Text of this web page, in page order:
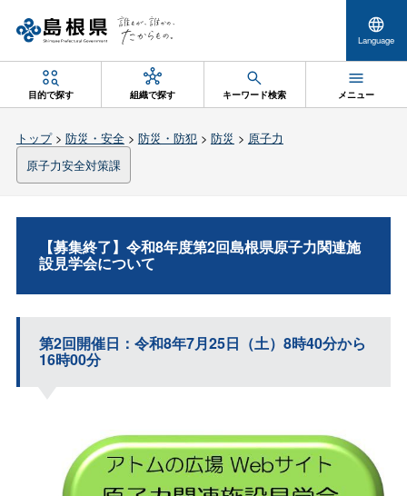
Language
目的で探す 組織で探す キーワード検索 メニュー
トップ> 防災・安全> 防災・防犯> 防災 > 原子力
原子力安全対策課
【募集終了】令和8年度第2回島根県原子力関連施
設見学会について
第2回開催日：令和8年7月25日（土）8時40分から
16時00分